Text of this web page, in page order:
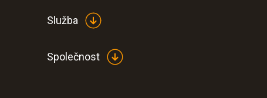
Služba
Společnost